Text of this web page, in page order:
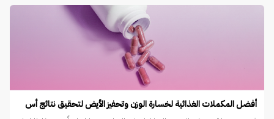
أفضل المكملات الغذائية لخسارة الوزن وتحفيز الأيض لتحقيق نتائج أس